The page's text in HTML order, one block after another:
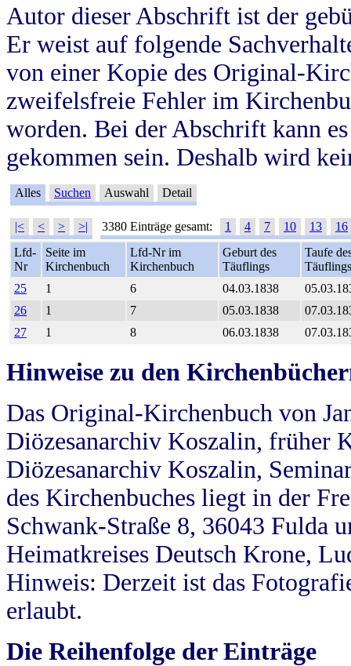
Autor dieser Abschrift ist der
Er weist auf folgende
von einer Kopie des Original-
zweifelsfreie Fehler im
worden. Bei der Abschrift kann
gekommen sein. Deshalb wird
Alles Suchen Auswahl Detail
|< < > >| 3380 Einträge gesamt: 1 4 7 10 13
16
Lfd-
Nr
Seite im
Kirchenbuch
Lfd-Nr im
Kirchenbuch
Geburt des
Täuflings
Taufe
Täuflings
25
1 6 04.03.1838
26
1 7 05.03.1838
27
1 8 06.03.1838
Hinweise zu den
Das Original-Kirchenbuch von
Diözesanarchiv Koszalin, früher
Diözesanarchiv Koszalin,
des Kirchenbuches liegt in der
Schwank-Straße 8, 36043 Fulda
Heimatkreises Deutsch Krone,
Hinweis: Derzeit ist das
erlaubt.
Die Reihenfolge der Einträge